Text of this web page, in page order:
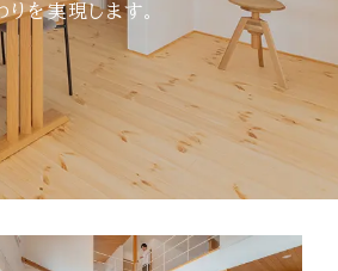
を実現します。